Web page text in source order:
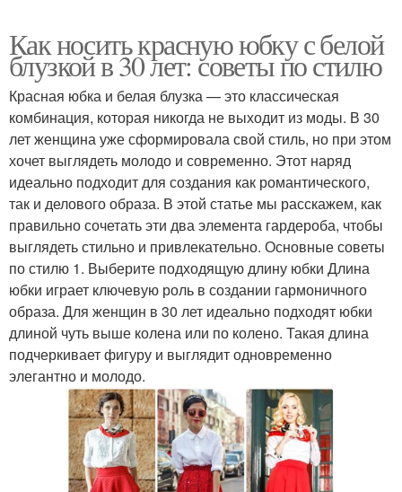
Как носить красную юбку с белой
блузкой в 30 лет: советы по стилю
Красная юбка и белая блузка — это классическая
комбинация, которая никогда не выходит из моды. В 30
лет женщина уже сформировала свой стиль, но при этом
хочет выглядеть молодо и современно. Этот наряд
идеально подходит для создания как романтического,
так и делового образа. В этой статье мы расскажем, как
правильно сочетать эти два элемента гардероба, чтобы
выглядеть стильно и привлекательно. Основные советы
по стилю 1. Выберите подходящую длину юбки Длина
юбки играет ключевую роль в создании гармоничного
образа. Для женщин в 30 лет идеально подходят юбки
длиной чуть выше колена или по колено. Такая длина
подчеркивает фигуру и выглядит одновременно
элегантно и молодо.